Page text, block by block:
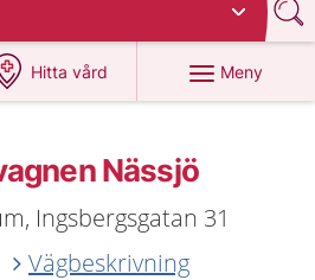
Hitta vård
på 1177.se
Meny
Nässjö
Ingsbergsgatan 31
Vägbeskrivning